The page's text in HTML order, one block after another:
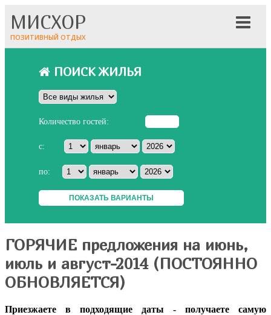
МИСХОР
ПОЗИТИВНЫЙ ОТДЫХ
ПОИСК ЖИЛЬЯ
Количество гостей:
с:
по:
ГОРЯЧИЕ предложения на июнь,
июль и август-2014 (ПОСТОЯННО
ОБНОВЛЯЕТСЯ)
Приезжаете в подходящие даты - получаете самую